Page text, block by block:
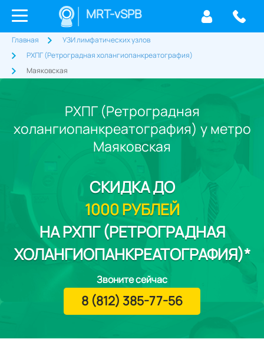
MRT-vSPB
Главная
УЗИ лимфатических узлов
РХПГ (Ретроградная холангиопанкреатография)
Маяковская
РХПГ (Ретроградная
холангиопанкреатография) у метро
Маяковская
СКИДКАДО
1000 РУБЛЕЙ
НА РХПГ (РЕТРОГРАДНАЯ
ХОЛАНГИОПАНКРЕАТОГРАФИЯ)*
Звоните сейчас
8 (812) 385-77-56